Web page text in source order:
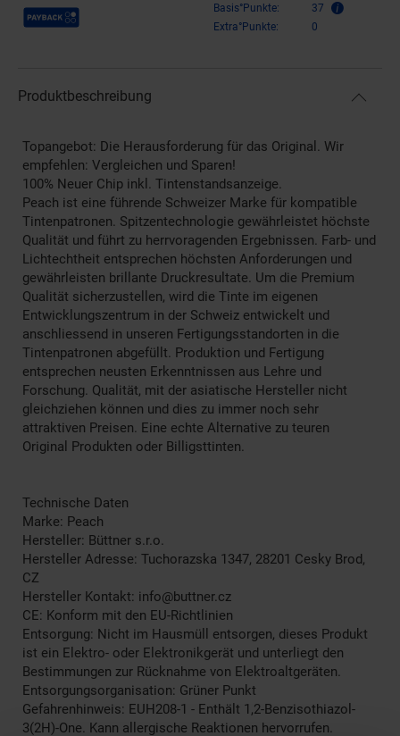
Payback Punkte Basis°Punkte:
37
Extra°Punkte:
0
Produktbeschreibung
Topangebot: Die Herausforderung für das Original. Wir
empfehlen: Vergleichen und Sparen!
100% Neuer Chip inkl. Tintenstandsanzeige.
Peach ist eine führende Schweizer Marke für kompatible
Tintenpatronen. Spitzentechnologie gewährleistet höchste
Qualität und führt zu herrvoragenden Ergebnissen. Farb- und
Lichtechtheit entsprechen höchsten Anforderungen und
gewährleisten brillante Druckresultate. Um die Premium
Qualität sicherzustellen, wird die Tinte im eigenen
Entwicklungszentrum in der Schweiz entwickelt und
anschliessend in unseren Fertigungsstandorten in die
Tintenpatronen abgefüllt. Produktion und Fertigung
entsprechen neusten Erkenntnissen aus Lehre und
Forschung. Qualität, mit der asiatische Hersteller nicht
gleichziehen können und dies zu immer noch sehr
attraktiven Preisen. Eine echte Alternative zu teuren
Original Produkten oder Billigsttinten.
Technische Daten
Marke: Peach
Hersteller: Büttner s.r.o.
Hersteller Adresse: Tuchorazska 1347, 28201 Cesky Brod,
CZ
Hersteller Kontakt: info@buttner.cz
CE: Konform mit den EU-Richtlinien
Entsorgung: Nicht im Hausmüll entsorgen, dieses Produkt
ist ein Elektro- oder Elektronikgerät und unterliegt den
Bestimmungen zur Rücknahme von Elektroaltgeräten.
Entsorgungsorganisation: Grüner Punkt
Gefahrenhinweis: EUH208-1 - Enthält 1,2-Benzisothiazol-
3(2H)-One. Kann allergische Reaktionen hervorrufen.